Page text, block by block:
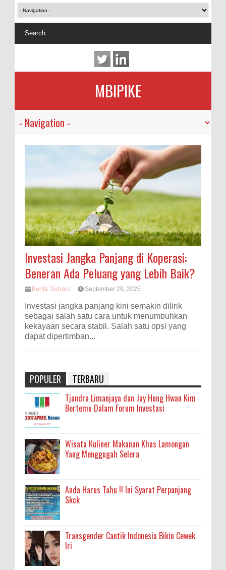
MBIPIKE
Investasi Jangka Panjang di Koperasi:
Beneran Ada Peluang yang Lebih Baik?
Berita Terbaru September 29, 2025
Investasi jangka panjang kini semakin dilirik
sebagai salah satu cara untuk menumbuhkan
kekayaan secara stabil. Salah satu opsi yang
dapat dipertimban...
POPULER TERBARU
Tjandra Limanjaya dan Jay Hung Hwan Kim
Bertemu Dalam Forum Investasi
Wisata Kuliner Makanan Khas Lamongan
Yang Menggugah Selera
Anda Harus Tahu !! Ini Syarat Perpanjang
Skck
Transgender Cantik Indonesia Bikin Cewek
Iri